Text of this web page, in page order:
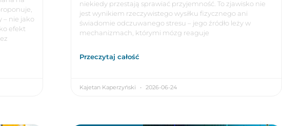
– nie jako
efekt
niekiedy przestają sprawiać przyjemność. To zjawisko nie
jest wynikiem rzeczywistego wysiłku fizycznego ani
świadomie odczuwanego stresu – jego źródło leży w
mechanizmach, którymi mózg reaguje
Przeczytaj całość
Kajetan Kaperzyński 2026-06-24